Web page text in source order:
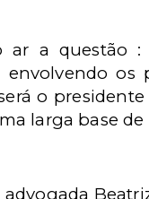
a questão
os
o
larga base de